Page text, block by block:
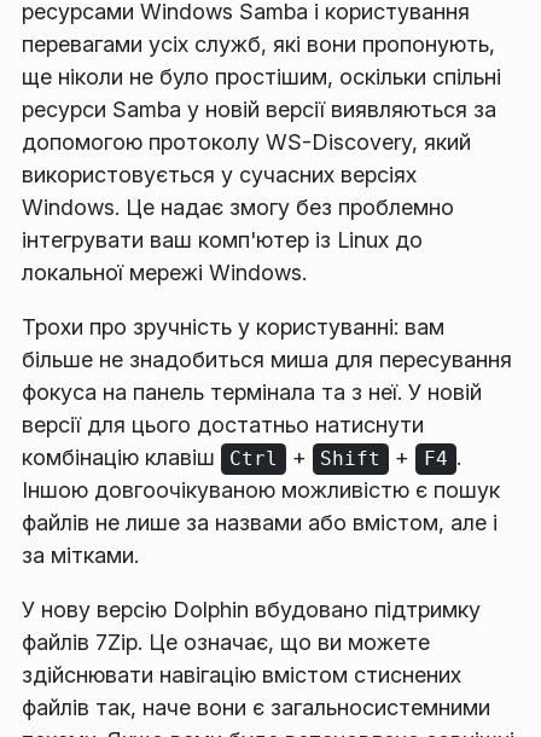
ресурсами Windows Samba і користування
перевагами усіх служб, які вони пропонують,
ще ніколи не було простішим, оскільки спільні
ресурси Samba у новій версії виявляються за
допомогою протоколу WS-Discovery, який
використовується у сучасних версіях
Windows. Це надає змогу без проблемно
інтегрувати ваш комп'ютер із Linux до
локальної мережі Windows.
Трохи про зручність у користуванні: вам
більше не знадобиться миша для пересування
фокуса на панель термінала та з неї. У новій
версії для цього достатньо натиснути
комбінацію клавіш
Ctrl + Shift + F4 .
Іншою довгоочікуваною можливістю є пошук
файлів не лише за назвами або вмістом, але і
за мітками.
У нову версію Dolphin вбудовано підтримку
файлів 7Zip. Це означає, що ви можете
здійснювати навігацію вмістом стиснених
файлів так, наче вони є загальносистемними